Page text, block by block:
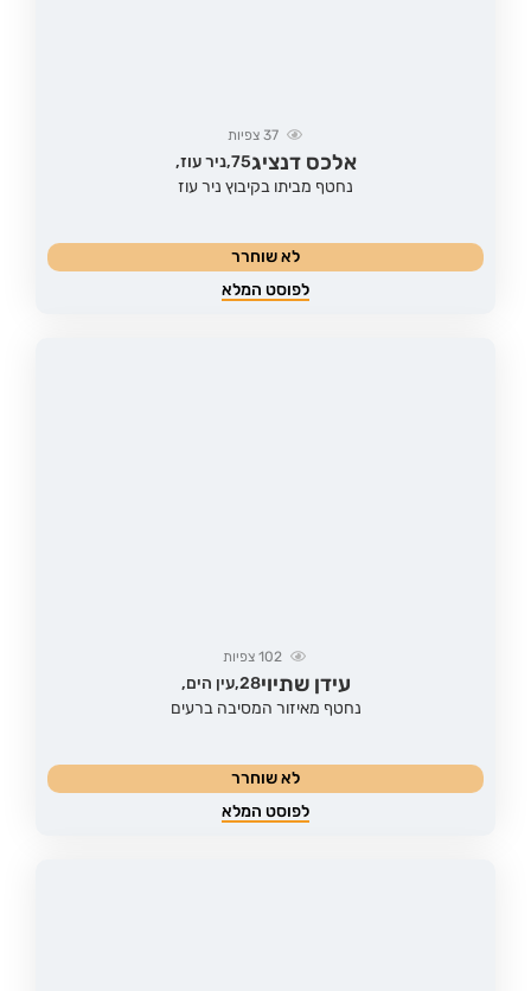
37 צפיות
אלכס דנציג75, ניר עוז,
נחטף מביתו בקיבוץ ניר עוז
לא שוחרר
לפוסט המלא
102צפיות
עידן שתיוי28, עין הים,
נחטף מאיזור המסיבה ברעים
לא שוחרר
לפוסט המלא